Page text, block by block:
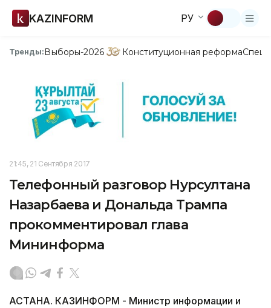
KAZINFORM РУ
Тренды:Выборы-2026 Конституционная реформа
21:45, 21 Сентября 2017
Телефонный разговор Нурсултана
Назарбаева и Дональда Трампа
прокомментировал глава
Мининформа
АСТАНА. КАЗИНФОРМ - Министр информации и